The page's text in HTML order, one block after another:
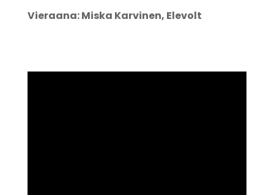
Vieraana: Miska Karvinen, Elevolt